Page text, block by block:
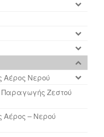
Αέρος Νερού
Ζεστού
Αέρος – Νερού